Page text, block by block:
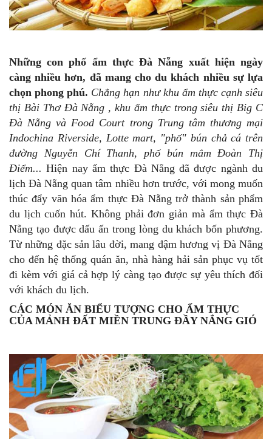
Những con phố ẩm thực Đà Nẵng xuất hiện ngày
càng nhiều hơn, đã mang cho du khách nhiều sự lựa
chọn phong phú. Chẳng hạn như khu ẩm thực cạnh siêu
thị Bài Thơ Đà Nẵng , khu ẩm thực trong siêu thị Big C
Đà Nẵng và Food Court trong Trung tâm thương mại
Indochina Riverside, Lotte mart, "phố" bún chả cá trên
đường Nguyễn Chí Thanh, phố bún mắm Đoàn Thị
Điểm... Hiện nay ẩm thực Đà Nẵng đã được ngành du
lịch Đà Nẵng quan tâm nhiều hơn trước, với mong muốn
thúc đẩy văn hóa ẩm thực Đà Nẵng trở thành sản phẩm
du lịch cuốn hút. Không phải đơn giản mà ẩm thực Đà
Nẵng tạo được dấu ấn trong lòng du khách bốn phương.
Từ những đặc sản lâu đời, mang đậm hương vị Đà Nẵng
cho đến hệ thống quán ăn, nhà hàng hải sản phục vụ tốt
đi kèm với giá cả hợp lý càng tạo được sự yêu thích đối
với khách du lịch.
CÁC MÓN ĂN BIỂU TƯỢNG CHO ẨM THỰC
CỦA MẢNH ĐẤT MIỀN TRUNG ĐẦY NẮNG GIÓ